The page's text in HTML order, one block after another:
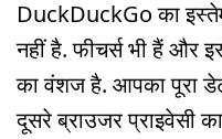
DuckDuckGo का
नहीं है. फीचर्स भी हैं और
का वंशज है. आपका पूरा
दूसरे ब्राउजर प्राइवेसी